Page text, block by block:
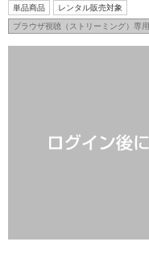
単品商品 レンタル販売対象
ブラウザ視聴（ストリーミング）専用